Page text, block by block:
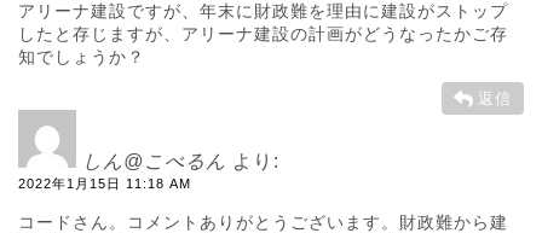
アリーナ建設ですが、年末に財政難を理由に建設がストップ
したと存じますが、アリーナ建設の計画がどうなったかご存
知でしょうか？
返信
しん@こべるん より:
2022年1月15日 11:18 AM
コードさん。コメントありがとうございます。財政難から建